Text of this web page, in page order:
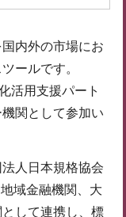
内外の市場にお
ールです。
活用支援パート
関として参加い
⼈⽇本規格協会
域⾦融機関、大
して連携し、標